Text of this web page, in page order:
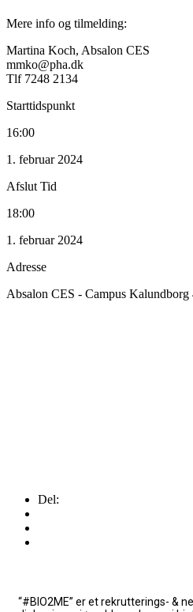
Mere info og tilmelding:
Martina Koch, Absalon CES
mmko@pha.dk
Tlf 7248 2134
Starttidspunkt
16:00
1. februar 2024
Afslut Tid
18:00
1. februar 2024
Adresse
Absalon CES - Campus
Del:
“#BIO2ME” er et rekrutterings- &